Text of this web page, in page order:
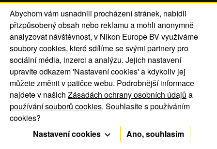
Abychom vám usnadnili procházení stránek, nabídli
přizpůsobený obsah nebo reklamu a mohli anonymně
analyzovat návštěvnost, v Nikon Europe BV využíváme
soubory cookies, které sdílíme se svými partnery pro
sociální média, inzerci a analýzu. Jejich nastavení
upravíte odkazem 'Nastavení cookies' a kdykoliv jej
můžete změnit v patičce webu. Podrobnější informace
najdete v našich Zásadách ochrany osobních údajů a
používání souborů cookies. Souhlasíte s používáním
cookies?
Funkční cookies
Nastavení cookies Ano, souhlasím
O nás | Kontakt
Oznámení o souborech
cookie
Oznámení o ochraně
soukromí